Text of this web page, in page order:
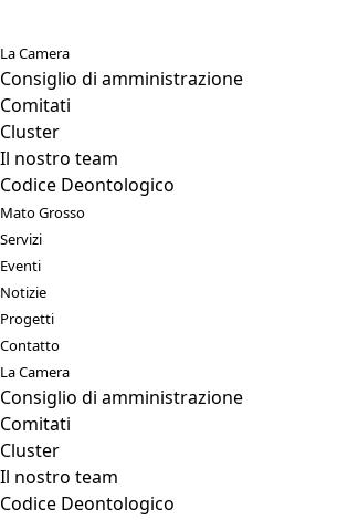
La Camera
Consiglio di amministrazione
Comitati
Cluster
Il nostro team
Codice Deontologico
Mato Grosso
Servizi
Eventi
Notizie
Progetti
Contatto
La Camera
Consiglio di amministrazione
Comitati
Cluster
Il nostro team
Codice Deontologico